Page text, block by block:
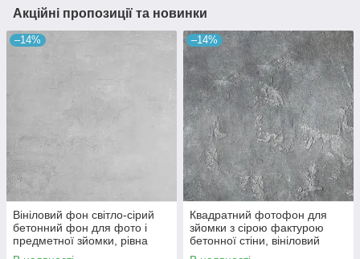
Акційні пропозиції та новинки
–14%
Вініловий фон світло-сірий
бетонний фон для фото і
предметної зйомки, рівна
текстура, 60x60 см, №550674
–14%
Квадратний фотофон для
зйомки з сірою фактурою
бетонної стіни, вініловий
60x60 см , №550152